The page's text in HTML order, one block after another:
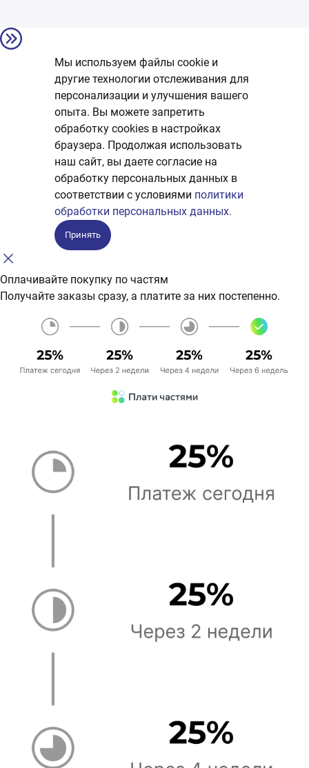
Мы используем файлы cookie и
другие технологии отслеживания для
персонализации и улучшения вашего
опыта. Вы можете запретить
обработку сookies в настройках
браузера. Продолжая использовать
наш сайт, вы даете согласие на
обработку персональных данных в
соответствии с условиями политики
обработки персональных данных.
Принять
Оплачивайте покупку по частям
Получайте заказы сразу, а платите за них постепенно.